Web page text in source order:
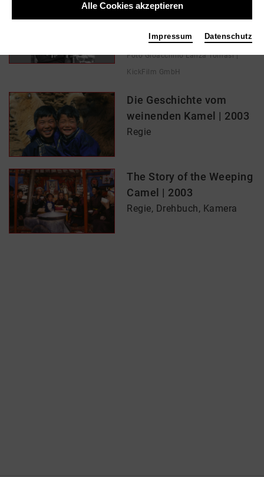
Die Geburt des
Leoparden | 2018
Regie
Foto Gioacchino Lanza Tomasi |
KickFilm GmbH
Die Geschichte vom
weinenden Kamel | 2003
Regie
The Story of the Weeping
Camel | 2003
Regie, Drehbuch, Kamera
Alle Cookies akzeptieren
Impressum Datenschutz